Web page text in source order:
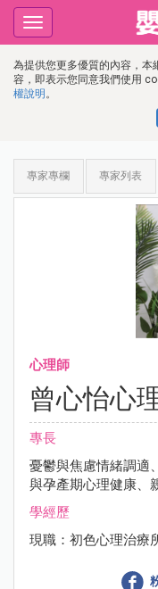
為提供您更多優質的內容，
容，即表示您同意我們使用
權說明 。
Toggle
navigation
專家專欄 專家列表
心理師
曾心怡心
專長
憂鬱與焦慮情緒調適
與孕產期心理健康、
學經歷
現職：初色心理治療